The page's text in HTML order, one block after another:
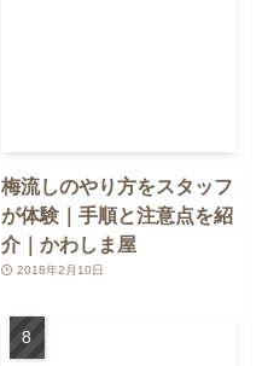
梅流しのやり方をスタッフ
が体験｜手順と注意点を紹
介｜かわしま屋
2018年2月10日